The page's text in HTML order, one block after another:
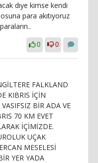
dıye kimse kendi
para akıtıyoruz
0 0
FALKLAND
KIBRIS İÇİN
BİR ADA VE
70 KM EVET
İÇİMİZDE.
UÇAK
MESELESİ
YER YADA